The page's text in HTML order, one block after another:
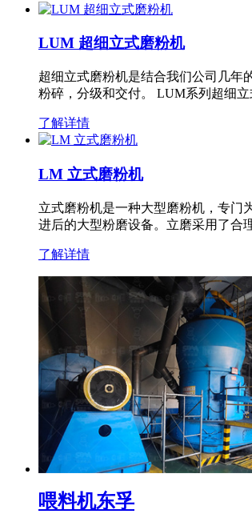
LUM 超细立式磨粉机
超细立式磨粉机是结合我们公司几年
粉碎，分级和交付。 LUM系列超细
了解详情
LM 立式磨粉机
立式磨粉机是一种大型磨粉机，专门
进后的大型粉磨设备。立磨采用了合
了解详情
喂料机东孚